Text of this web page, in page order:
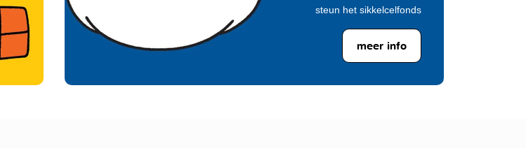
steun het sikkelcelfonds
meer info